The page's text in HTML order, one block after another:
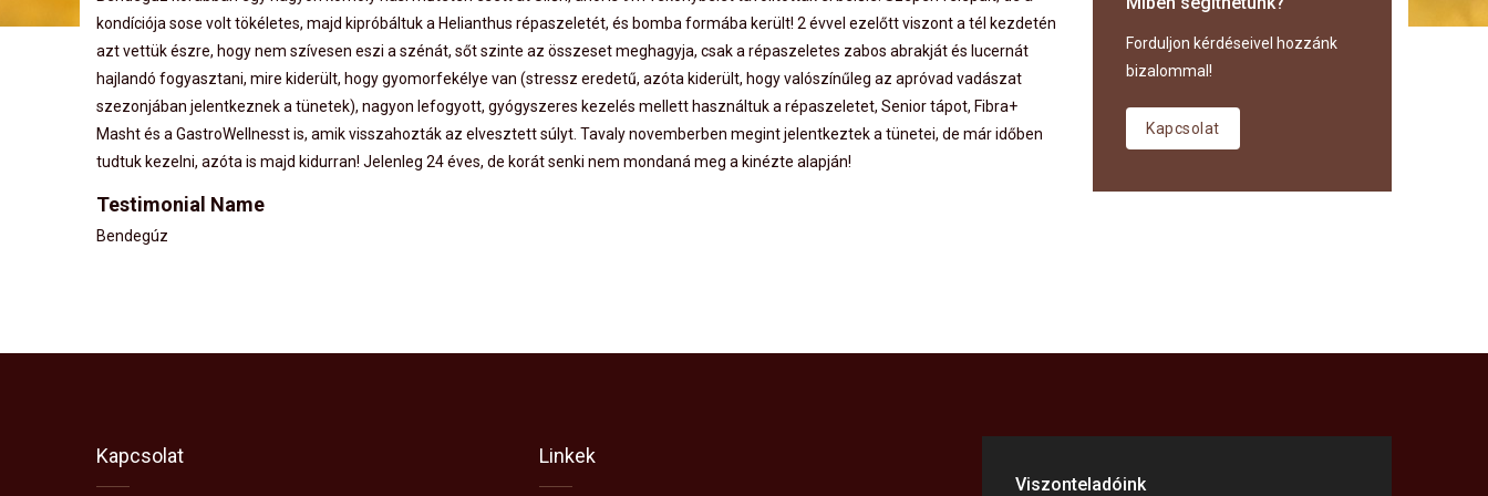
kondíciója sose volt tökéletes, majd kipróbáltuk a Helianthus répaszeletét, és bomba formába került! 2 évvel ezelőtt viszont a tél kezdetén
azt vettük észre, hogy nem szívesen eszi a szénát, sőt szinte az összeset meghagyja, csak a répaszeletes zabos abrakját és lucernát
hajlandó fogyasztani, mire kiderült, hogy gyomorfekélye van (stressz eredetű, azóta kiderült, hogy valószínűleg az apróvad vadászat
szezonjában jelentkeznek a tünetek), nagyon lefogyott, gyógyszeres kezelés mellett használtuk a répaszeletet, Senior tápot, Fibra+
Masht és a GastroWellnesst is, amik visszahozták az elvesztett súlyt. Tavaly novemberben megint jelentkeztek a tünetei, de már időben
tudtuk kezelni, azóta is majd kidurran! Jelenleg 24 éves, de korát senki nem mondaná meg a kinézte alapján!
Testimonial Name
Bendegúz
Forduljon kérdéseivel hozzánk
bizalommal!
Kapcsolat
Kapcsolat Linkek
Viszonteladóink